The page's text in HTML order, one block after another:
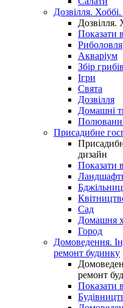
Дозвілля.
Дозвілля.
Показати
Риболовля
Акваріум
Збір
Ігри
Свята
Дозвілля
Домашні
Присадибне
дизайн
Показати
Сад
Домашня
Город
Домоведення.
ремонт будинку
ремонт
Показати